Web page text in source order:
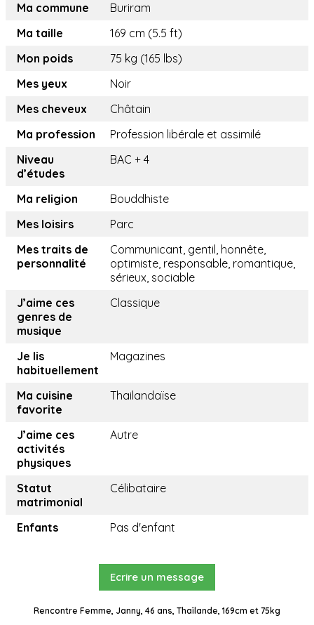
Ma commune
Buriram
Ma taille
169 cm (5.5 ft)
Mon poids
75 kg (165 lbs)
Mes yeux
Noir
Mes cheveux
Châtain
Ma profession
Profession libérale et assimilé
Niveau
d’études
BAC + 4
Ma religion
Bouddhiste
Mes loisirs
Parc
Mes traits de
personnalité
Communicant, gentil, honnête,
optimiste, responsable, romantique,
sérieux, sociable
J’aime ces
genres de
musique
Classique
Je lis
habituellement
Magazines
Ma cuisine
favorite
Thailandaïse
J’aime ces
activités
physiques
Autre
Statut
matrimonial
Célibataire
Enfants Pas d'enfant
Ecrire un message
Rencontre Femme, Janny, 46 ans, Thaïlande, 169cm et 75kg